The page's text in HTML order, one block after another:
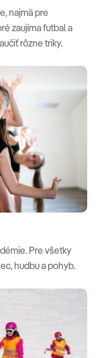
najmä pre
zaujíma futbal a
rôzne triky.
Pre všetky
hudbu a pohyb.